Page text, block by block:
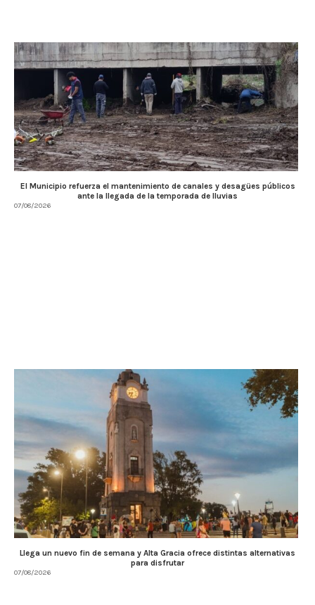
El Municipio refuerza el mantenimiento de canales y desagües públicos
ante la llegada de la temporada de lluvias
07/08/2026
Llega un nuevo fin de semana y Alta Gracia ofrece distintas alternativas
para disfrutar
07/08/2026